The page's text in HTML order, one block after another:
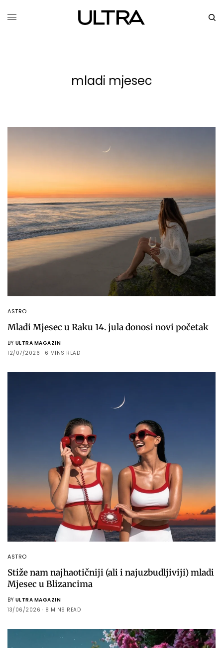
mladi mjesec
ASTRO
Mladi Mjesec u Raku 14. jula donosi novi početak
BY ULTRA MAGAZIN
12/07/2026
6 MINS READ
ASTRO
Stiže nam najhaotičniji (ali i najuzbudljiviji) mladi
Mjesec u Blizancima
BY ULTRA MAGAZIN
13/06/2026
8 MINS READ